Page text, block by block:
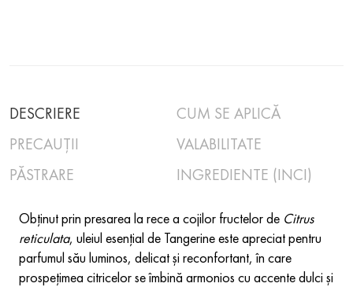
DESCRIERE
CUM SE APLICĂ
PRECAUȚII
VALABILITATE
PĂSTRARE
INGREDIENTE (INCI)
Obținut prin presarea la rece a cojilor fructelor de Citrus
reticulata, uleiul esențial de Tangerine este apreciat pentru
parfumul său luminos, delicat și reconfortant, în care
prospețimea citricelor se îmbină armonios cu accente dulci și